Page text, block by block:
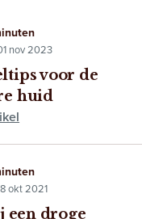
nov 2023
voor de
huid
okt 2021
een droge